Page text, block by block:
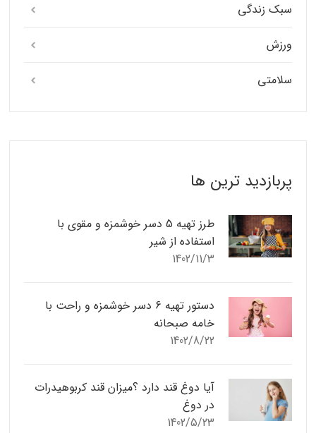
سبک زندگی
ورزش
سلامتی
پربازدید ترین ها
طرز تهیه 5 دسر خوشمزه و مقوی با
استفاده از شیر
1402/11/3
دستور تهیه 6 دسر خوشمزه و راحت با
خامه صبحانه
1402/8/22
آیا دوغ قند دارد ؟میزان قند کربوهیدرات
در دوغ
1402/5/23